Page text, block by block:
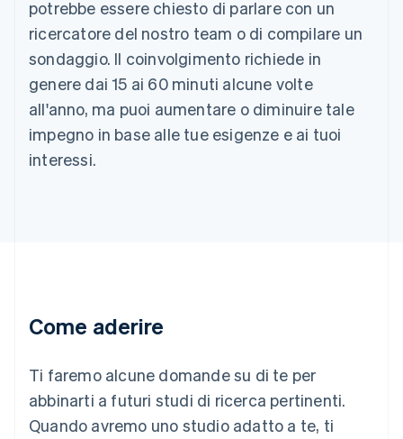
potrebbe essere chiesto di parlare con un
ricercatore del nostro team o di compilare un
sondaggio. Il coinvolgimento richiede in
genere dai 15 ai 60 minuti alcune volte
all'anno, ma puoi aumentare o diminuire tale
impegno in base alle tue esigenze e ai tuoi
interessi.
Come aderire
Ti faremo alcune domande su di te per
abbinarti a futuri studi di ricerca pertinenti.
Quando avremo uno studio adatto a te, ti
Malta
English
Messico
Español
Norvegia
English
Nuova Zelanda
English
Paesi Bassi
English
Romania
English
Singapore